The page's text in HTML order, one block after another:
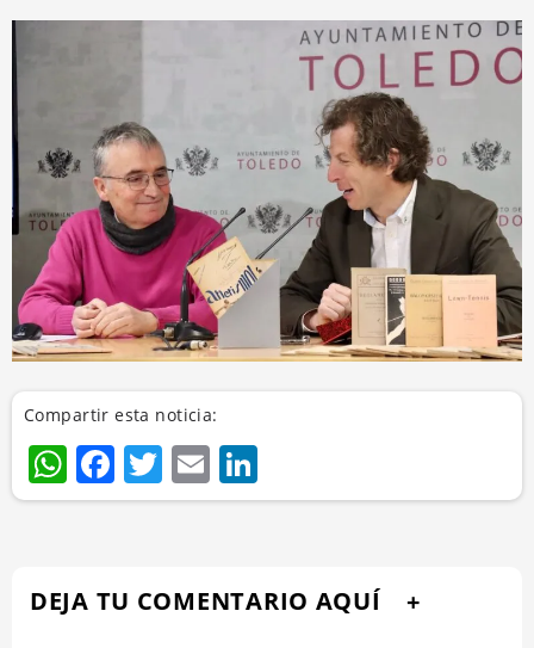
Compartir esta noticia:
WhatsApp
Facebook
Twitter
Email
DEJA TU COMENTARIO AQUÍ